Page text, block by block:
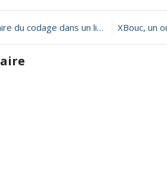
Québec
Coucou,
un livre dont vous êtes le héros